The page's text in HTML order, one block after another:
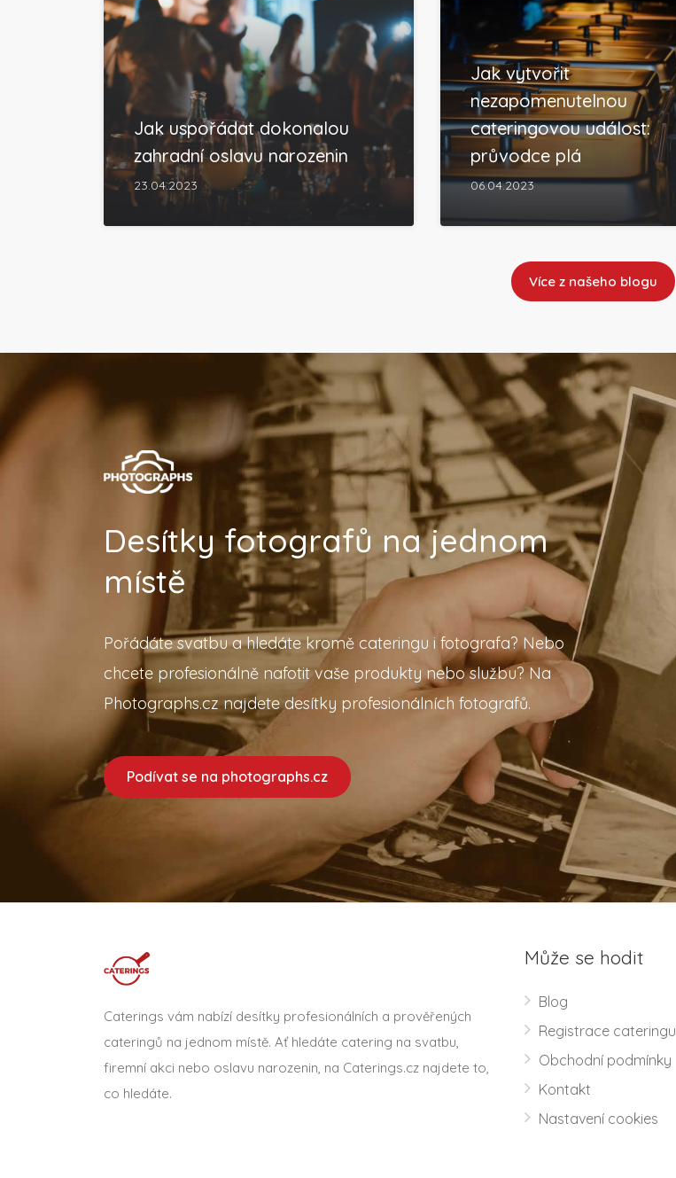
Jak uspořádat dokonalou
zahradní oslavu narozenin
23.04.2023
Jak vytvořit
nezapomenutelnou
cateringovou událost:
průvodce plá
06.04.2023
Více z našeho blogu
Desítky fotografů na jednom
místě
Pořádáte svatbu a hledáte kromě cateringu i fotografa? Nebo
chcete profesionálně nafotit vaše produkty nebo službu? Na
Photographs.cz najdete desítky profesionálních fotografů.
Podívat se na photographs.cz
Caterings vám nabízí desítky profesionálních a prověřených
cateringů na jednom místě. Ať hledáte catering na svatbu,
firemní akci nebo oslavu narozenin, na Caterings.cz najdete to,
co hledáte.
Může se hodit
Blog
Registrace cateringu
Obchodní podmínky
Kontakt
Nastavení cookies